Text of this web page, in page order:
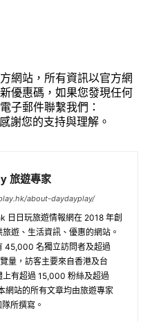
網站，所有資訊以官方網
優惠碼，如果您發現任何
子郵件聯繫我們：
感謝您的支持與理解。
旅遊專家
about-daydayplay/
日日玩旅遊情報網在 2018 年創
遊、生活資訊、優惠的網站。
45,000 名獨立訪問者及超過
量，訪客主要來自香港及台
上有超過 15,000 粉絲及超過
網站的所有文章均由旅遊專家
所撰寫。